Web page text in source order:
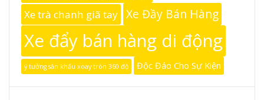
Xe trà chanh giã tay Xe Đầy Bán Hàng
Xe đẩy bán hàng di động
ý tưởng sân khấu xoay tròn 360 độ Độc Đáo Cho Sự Kiện